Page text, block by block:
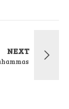
NEXT